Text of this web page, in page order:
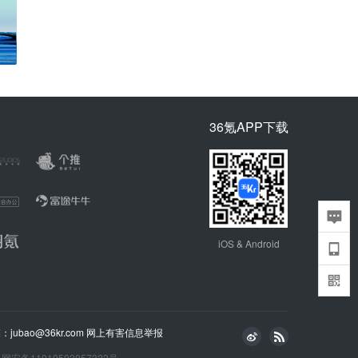
36氪APP下载
iOS & Android
jubao@36kr.com 网上有害信息举报